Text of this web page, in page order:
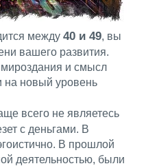
между 40 и 49, вы
вашего развития.
и смысл
на новый уровень
всего не являетесь
с деньгами. В
В прошлой
деятельностью, были